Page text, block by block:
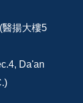
醫揚大樓5
Da'an